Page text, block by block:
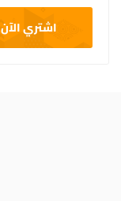
اشتري الآن